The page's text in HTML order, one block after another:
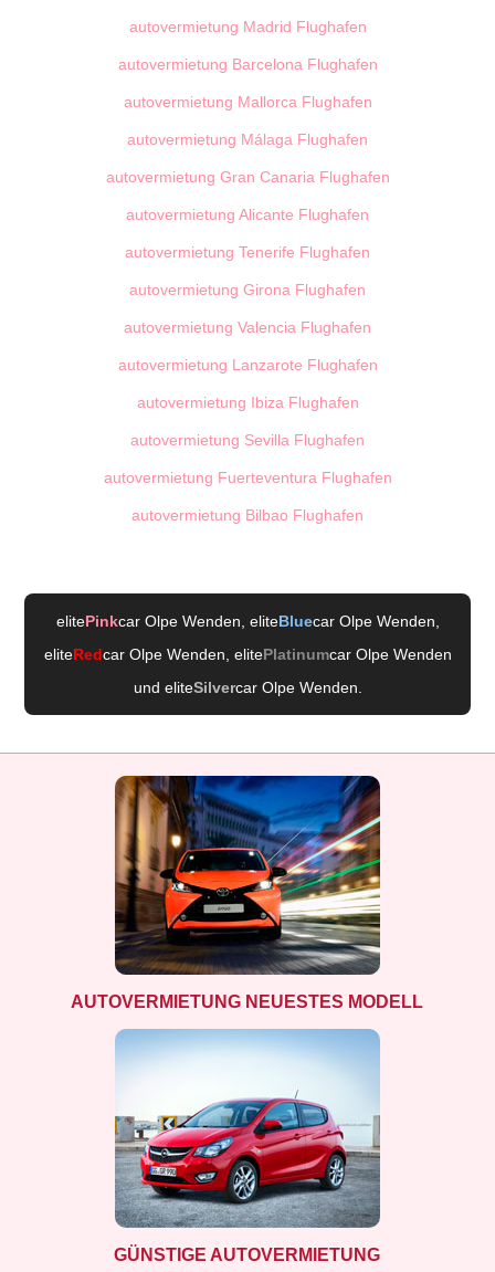
autovermietung Madrid Flughafen
autovermietung Barcelona Flughafen
autovermietung Mallorca Flughafen
autovermietung Málaga Flughafen
autovermietung Gran Canaria Flughafen
autovermietung Alicante Flughafen
autovermietung Tenerife Flughafen
autovermietung Girona Flughafen
autovermietung Valencia Flughafen
autovermietung Lanzarote Flughafen
autovermietung Ibiza Flughafen
autovermietung Sevilla Flughafen
autovermietung Fuerteventura Flughafen
autovermietung Bilbao Flughafen
elitePinkcar Olpe Wenden , eliteBluecar Olpe Wenden
eliteRedcar Olpe Wenden , elitePlatinumcar Olpe Wenden
und eliteSilvercar Olpe Wenden
AUTOVERMIETUNG NEUESTES MODELL
GÜNSTIGE AUTOVERMIETUNG